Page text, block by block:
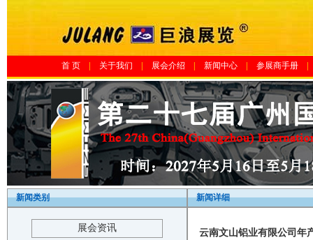
首 页 关于我们 展会介绍 新闻中心 参展商手册|
新闻类别
展会资讯
新闻详细
云南文山铝业有限公司年